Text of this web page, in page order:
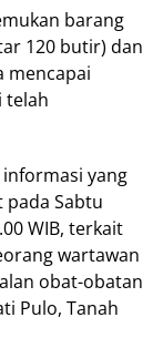
barang
120 butir) dan
mencapai
telah
yang
pada Sabtu
WIB, terkait
wartawan
obat-obatan
Pulo, Tanah